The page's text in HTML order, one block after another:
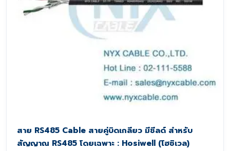
สาย RS485 Cable สายคู่บิดเกลียว มีชีลด์ สำหรับ
สัญญาณ RS485 โดยเฉพาะ : Hosiwell (โฮซิเวล)